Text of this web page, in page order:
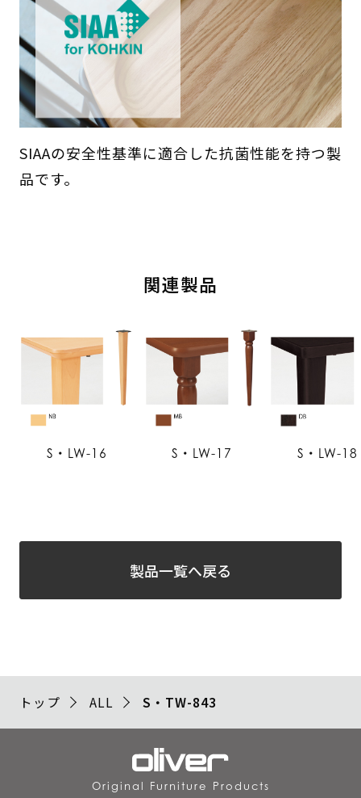
SIAAの安全性基準に適合した抗菌性能を持つ製
品です。
関連製品
S・LW-16 S・LW-17 S・LW-18
製品一覧へ戻る
トップ ALL S・TW-843
Original Furniture Products